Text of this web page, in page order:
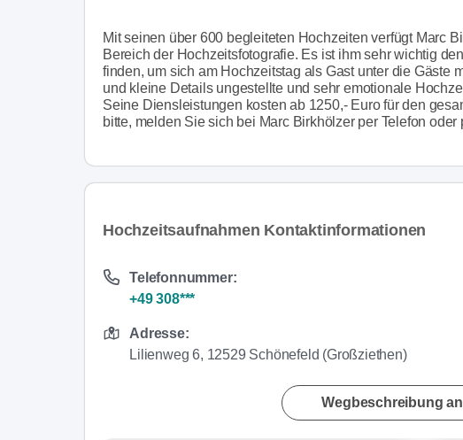
Mit seinen über 600 begleiteten Hochzeiten verfügt Marc
Bereich der Hochzeitsfotografie. Es ist ihm sehr wichtig
finden, um sich am Hochzeitstag als Gast unter die Gäste
und kleine Details ungestellte und sehr emotionale
Seine Diensleistungen kosten ab 1250,- Euro für den
bitte, melden Sie sich bei Marc Birkhölzer per Telefon oder
Hochzeitsaufnahmen Kontaktinformationen
Telefonnummer:
+49 308***
Adresse:
Lilienweg 6, 12529 Schönefeld (Großziethen)
Wegbeschreibung